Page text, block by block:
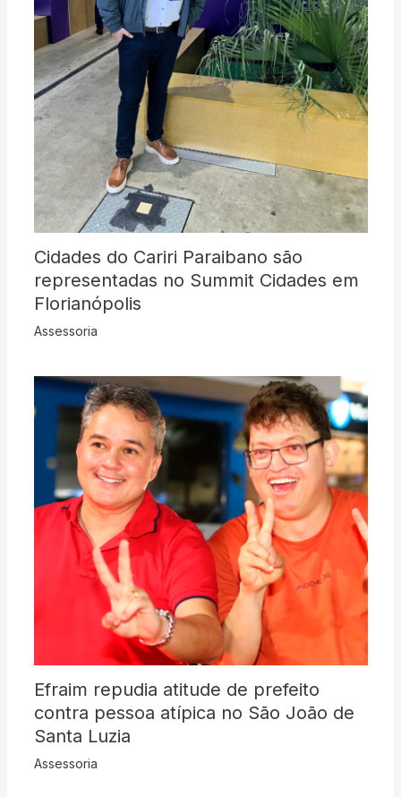
Cidades do Cariri Paraibano são
representadas no Summit Cidades em
Florianópolis
Assessoria
Efraim repudia atitude de prefeito
contra pessoa atípica no São João de
Santa Luzia
Assessoria